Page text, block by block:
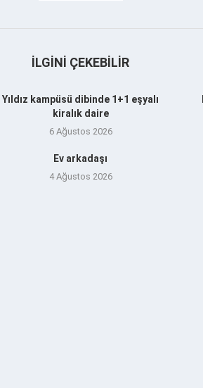
İLGINI ÇEKEBILIR
Yıldız kampüsü dibinde 1+1 eşyalı
kiralık daire
6 Ağustos 2026
Ev arkadaşı
4 Ağustos 2026